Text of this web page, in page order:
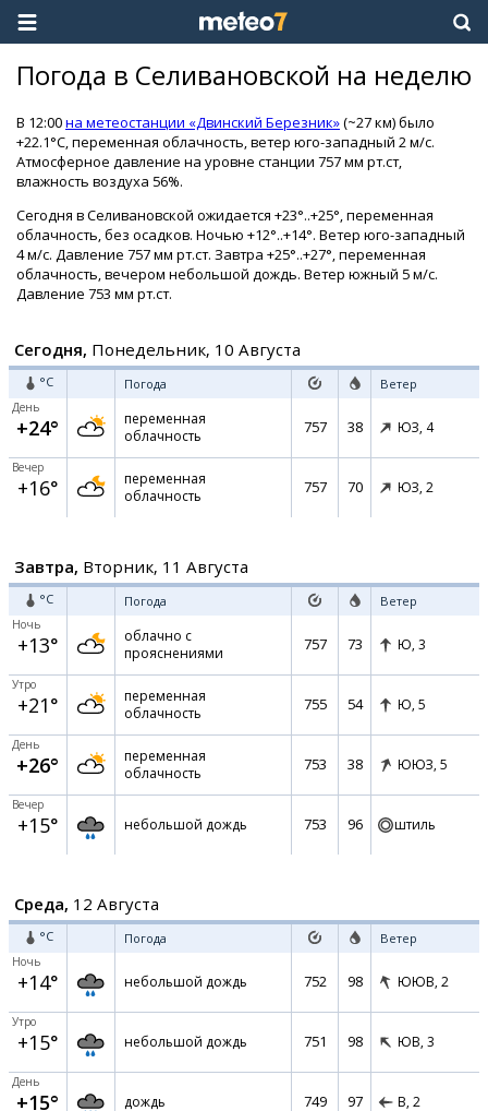
Погода в Селивановской на неделю
В 12:00на метеостанции «Двинский Березник»(~27 км) было
+22.1°C, переменная облачность, ветер юго-западный 2 м/с.
Атмосферное давление на уровне станции 757 мм рт.ст,
влажность воздуха 56%.
Сегодня в Селивановской ожидается +23°..+25°, переменная
облачность, без осадков. Ночью +12°..+14°. Ветер юго-западный
4 м/с. Давление 757 мм рт.ст. Завтра +25°..+27°, переменная
облачность, вечером небольшой дождь. Ветер южный 5 м/с.
Давление 753 мм рт.ст.
Сегодня, Понедельник, 10 Августа
°C Погода Ветер
День
+24°
переменная
облачность
757 38 ЮЗ, 4
Вечер
+16°
переменная
облачность
757 70 ЮЗ, 2
Завтра, Вторник, 11 Августа
°C Погода Ветер
Ночь
+13°
облачно с
прояснениями
757 73 Ю, 3
Утро
+21°
переменная
облачность
755 54 Ю, 5
День
+26°
переменная
облачность
753 38 ЮЮЗ, 5
Вечер
+15° небольшой дождь 753 96 штиль
Среда, 12 Августа
°C Погода Ветер
Ночь
+14° небольшой дождь 752 98 ЮЮВ, 2
Утро
+15° небольшой дождь 751 98 ЮВ, 3
День
+15° дождь 749 97 В, 2